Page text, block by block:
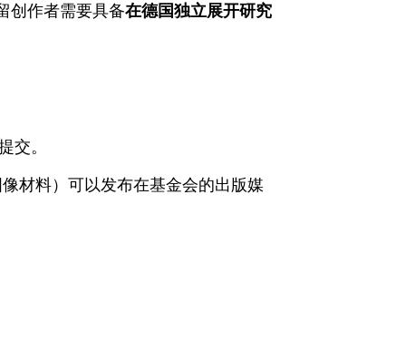
创作者需要具备在德国独立展开研究
交。
材料）可以发布在基金会的出版媒